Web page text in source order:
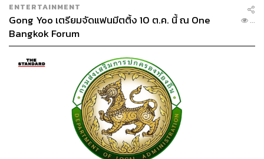
ENTERTAINMENT
Gong Yoo เตรียมจัดแฟนมีตติ้ง 10 ต.ค. นี้ ณ One
Bangkok Forum
...